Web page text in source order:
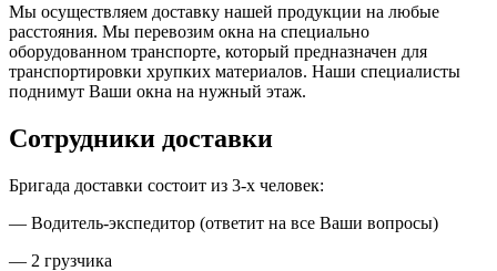
Мы осуществляем доставку нашей продукции на любые
расстояния. Мы перевозим окна на специально
оборудованном транспорте, который предназначен для
транспортировки хрупких материалов. Наши специалисты
поднимут Ваши окна на нужный этаж.
Сотрудники доставки
Бригада доставки состоит из 3-х человек:
— Водитель-экспедитор (ответит на все Ваши вопросы)
— 2 грузчика